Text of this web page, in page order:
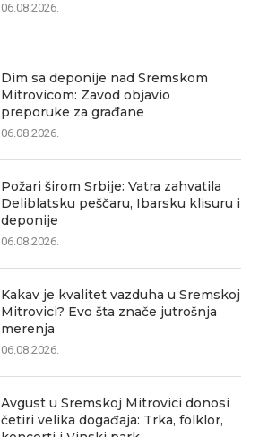
06.08.2026.
Dim sa deponije nad Sremskom
Mitrovicom: Zavod objavio
preporuke za građane
06.08.2026.
Požari širom Srbije: Vatra zahvatila
Deliblatsku peščaru, Ibarsku klisuru i
deponije
06.08.2026.
Kakav je kvalitet vazduha u Sremskoj
Mitrovici? Evo šta znače jutrošnja
merenja
06.08.2026.
Avgust u Sremskoj Mitrovici donosi
četiri velika događaja: Trka, folklor,